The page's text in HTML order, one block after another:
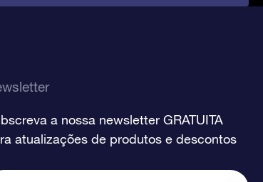
a nossa newsletter GRATUITA
atualizações de produtos e descontos